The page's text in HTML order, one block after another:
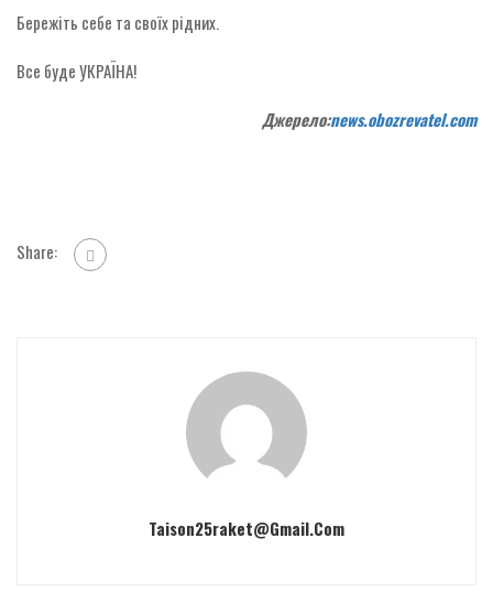
Бережіть себе та своїх рідних.
Все буде УКРАЇНА!
Джерело:news.obozrevatel.com
Share:
Taison25raket@gmail.com